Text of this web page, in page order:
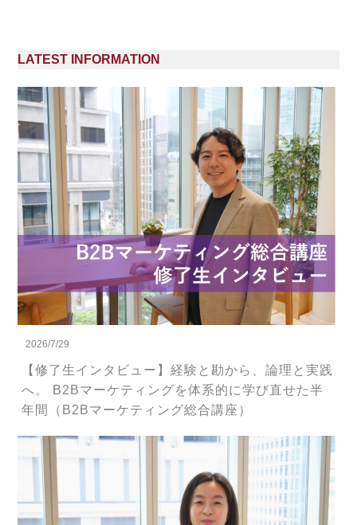
LATEST INFORMATION
2026/7/29
【修了生インタビュー】経験と勘から、論理と実践
へ。 B2Bマーケティングを体系的に学び直せた半
年間（B2Bマーケティング総合講座）